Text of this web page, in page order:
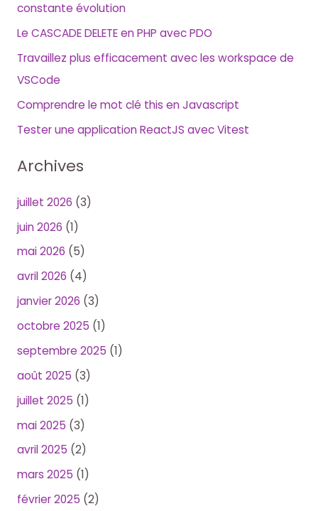
constante évolution
Le CASCADE DELETE en PHP avec PDO
Travaillez plus efficacement avec les workspace de
VSCode
Comprendre le mot clé this en Javascript
Tester une application ReactJS avec Vitest
Archives
juillet 2026 (3)
juin 2026 (1)
mai 2026 (5)
avril 2026 (4)
janvier 2026 (3)
octobre 2025 (1)
septembre 2025 (1)
août 2025 (3)
juillet 2025 (1)
mai 2025 (3)
avril 2025 (2)
mars 2025 (1)
février 2025 (2)